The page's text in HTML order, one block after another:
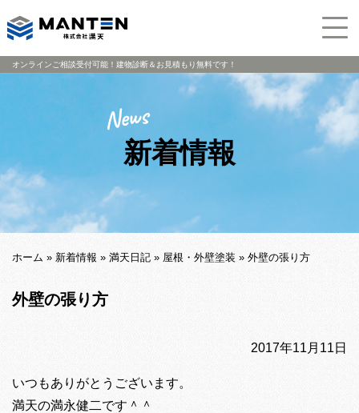
オンラインご相談受付可能！建物診断＆お見積もり無料です！
新着情報
ホーム » 新着情報 » 満天日記 » 屋根・外壁塗装 » 外壁の張り方
外壁の張り方
2017年11月11日
いつもありがとうございます。
満天の満永健二です＾＾